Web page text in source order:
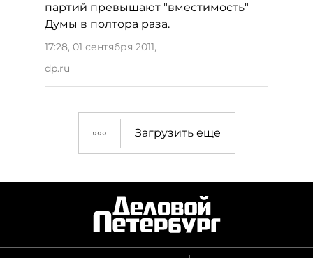
партий превышают "вместимость"
Думы в полтора раза.
17:28, 01 сентября 2011,
dp.ru
Загрузить еще